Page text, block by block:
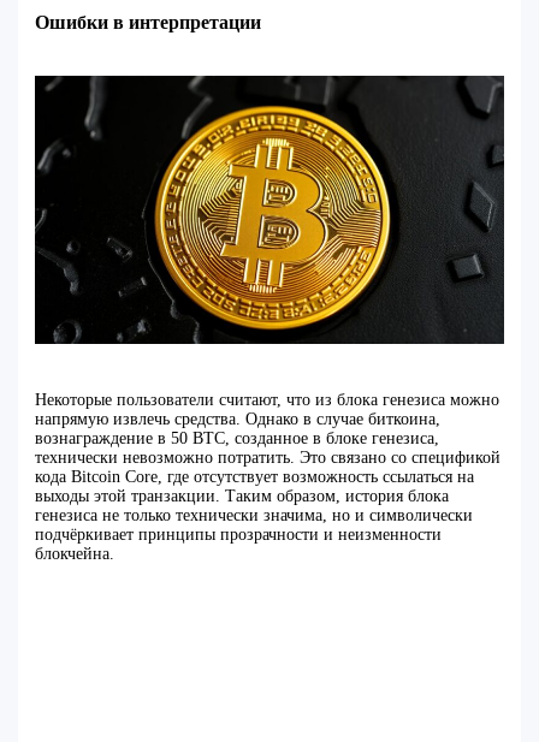
Ошибки в интерпретации
Некоторые пользователи считают, что из блока генезиса можно
напрямую извлечь средства. Однако в случае биткоина,
вознаграждение в 50 BTC, созданное в блоке генезиса,
технически невозможно потратить. Это связано со спецификой
кода Bitcoin Core, где отсутствует возможность ссылаться на
выходы этой транзакции. Таким образом, история блока
генезиса не только технически значима, но и символически
подчёркивает принципы прозрачности и неизменности
блокчейна.